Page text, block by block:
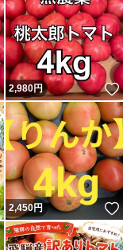
いいね！
2,980円
いいね！
2,450円